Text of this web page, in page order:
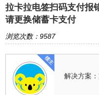
拉卡拉电签扫码支付报
请更换储蓄卡支付
浏览次数：9587
解决方案